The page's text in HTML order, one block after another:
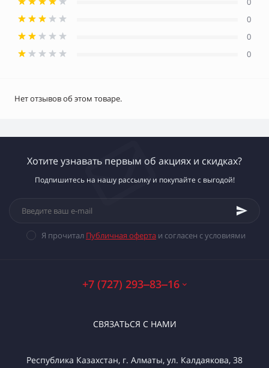
0
0
0
Нет отзывов об этом товаре.
Хотите узнавать первым об акциях и скидках?
Подпишитесь на нашу рассылку и покупайте с выгодой!
Я прочитал Публичная оферта и согласен с условиями
+7 (727) 293‒83‒16
СВЯЗАТЬСЯ С НАМИ
Республика Казахстан, г. Алматы, ул. Калдаякова, 38